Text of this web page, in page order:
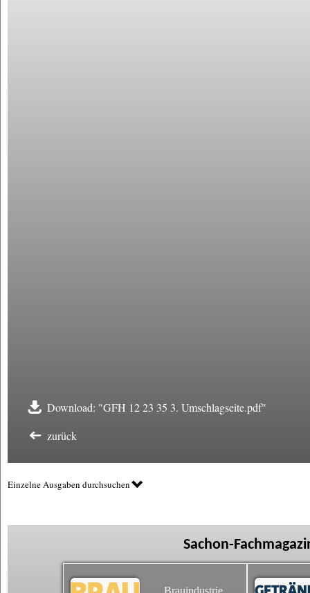
Download: "GFH 12 23 35 3. Umschlagseite.pdf"
zurück
Einzelne Ausgaben durchsuchen
Sachon-
Brauindustrie